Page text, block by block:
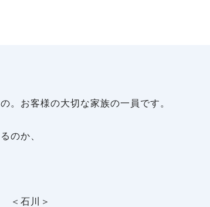
。お客様の大切な家族の一員です。
のか、
＜石川＞